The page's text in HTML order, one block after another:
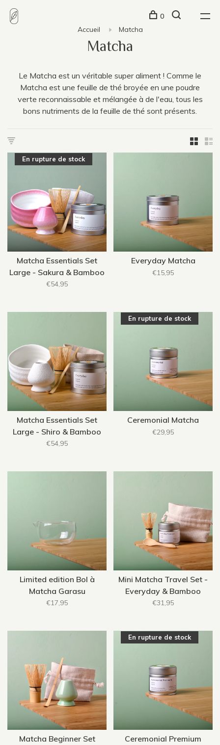
0
Accueil
Matcha
Matcha
Le Matcha est un véritable super aliment ! Comme le
Matcha est une feuille de thé broyée en une poudre
verte reconnaissable et mélangée à de l'eau, tous les
bons nutriments de la feuille de thé sont présents.
En rupture de stock
Matcha Essentials Set
Large - Sakura & Bamboo
€54,95
Everyday Matcha
€15,95
Matcha Essentials Set
Large - Shiro & Bamboo
€54,95
En rupture de stock
Ceremonial Matcha
€29,95
Limited edition Bol à
Matcha Garasu
€17,95
Mini Matcha Travel Set -
Everyday & Bamboo
€31,95
Matcha Beginner Set
En rupture de stock
Ceremonial Premium